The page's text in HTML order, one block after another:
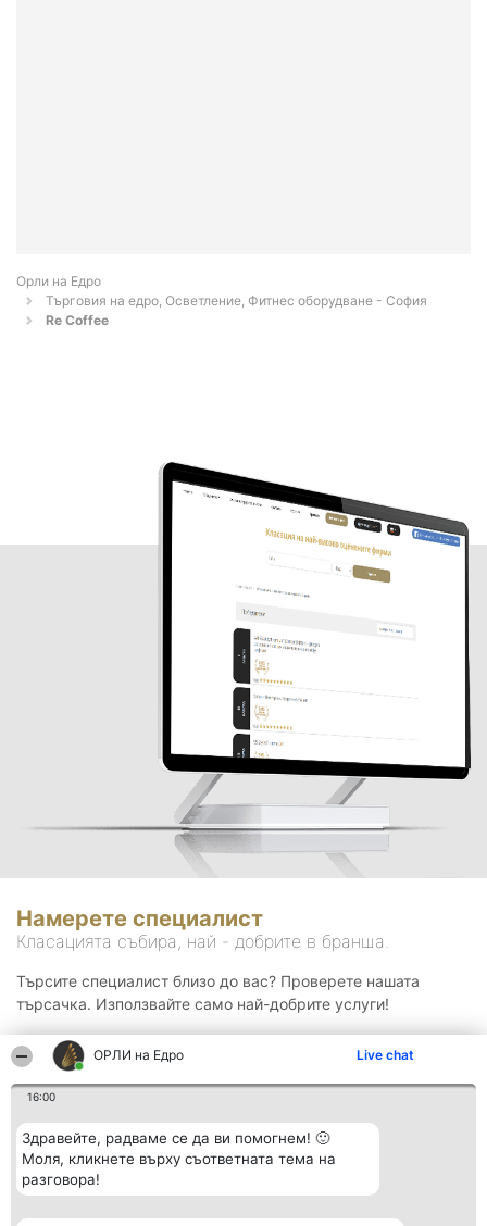
ОРЛИ на Едро Live chat
16:00
Здравейте, радваме се да ви помогнем! 🙂
Моля, кликнете върху съответната тема на
разговора!
Орли на Едро
Търговия на едро, Осветление, Фитнес оборудване - София
Re Coffee
Намерете специалист
Класацията събира, най - добрите в бранша.
Търсите специалист близо до вас? Проверете нашата
търсачка. Използвайте само най-добрите услуги!